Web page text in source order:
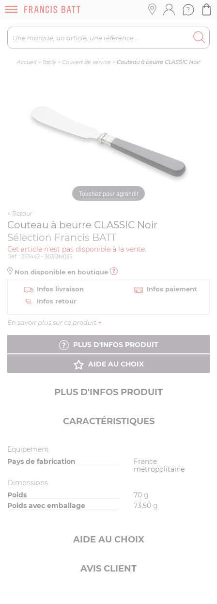
Accueil > Table > Couvert de service > Couteau à beurre CLASSIC Noir
Touchez pour agrandir
< Retour
Couteau à beurre CLASSIC Noir
Sélection Francis BATT
Cet article n'est pas disponible à la vente.
Réf. : 253442 - 30313N035
Non disponible en boutique
Infos livraison
Infos paiement
Infos retour
En savoir plus sur ce produit +
PLUS D'INFOS PRODUIT
AIDE AU CHOIX
PLUS D'INFOS PRODUIT
CARACTÉRISTIQUES
Equipement
Pays de fabrication
France
métropolitaine
Dimensions
Poids
70 g
Poids avec emballage
73,50 g
AIDE AU CHOIX
AVIS CLIENT